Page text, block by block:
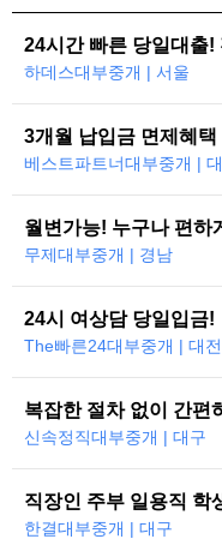
24시간 빠른 당일대출!
하데스대부중개 | 서울
3개월 납입금 면제혜
베스트파트너대부중개 |
월변가능! 누구나 편하
무제대부중개 | 경남
24시 여상담 당일입금!
The빠른24대부중개 | 대전
복잡한 절차 없이 간편
신속정직대부중개 | 대구
직장인 주부 일용직 학
한결대부중개 | 대구